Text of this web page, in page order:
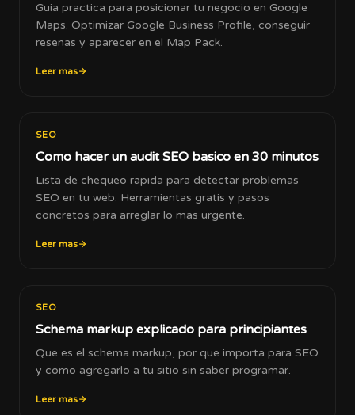
Guia practica para posicionar tu negocio en Google
Maps. Optimizar Google Business Profile, conseguir
resenas y aparecer en el Map Pack.
Leer mas
SEO
Como hacer un audit SEO basico en 30 minutos
Lista de chequeo rapida para detectar problemas
SEO en tu web. Herramientas gratis y pasos
concretos para arreglar lo mas urgente.
Leer mas
SEO
Schema markup explicado para principiantes
Que es el schema markup, por que importa para SEO
y como agregarlo a tu sitio sin saber programar.
Leer mas